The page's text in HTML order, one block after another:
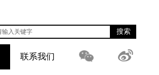
搜索
联系我们